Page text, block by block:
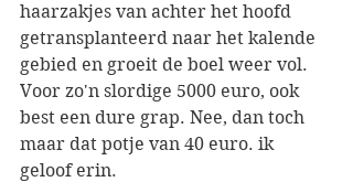
haarzakjes van achter het hoofd
getransplanteerd naar het kalende
gebied en groeit de boel weer vol.
Voor zo'n slordige 5000 euro, ook
best een dure grap. Nee, dan toch
maar dat potje van 40 euro. ik
geloof erin.